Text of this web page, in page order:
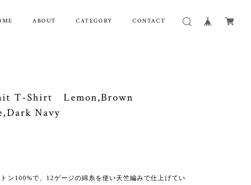
ABOUT CATEGORY CONTACT
T-Shirt Lemon,Brown
Navy
ン100%で、12ゲージの綿糸を使い天竺編みで仕上げてい